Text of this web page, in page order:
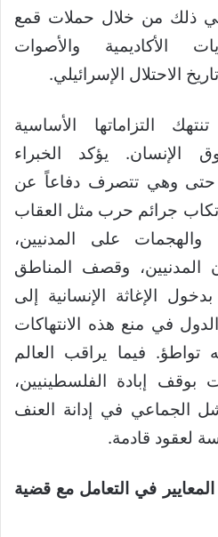
في ذلك من خلال حملات قمع
الأكاديمية والأصوات
الاحتلال الإسرائيلي.
التزاماتها الأساسية
الإنسان. يؤكد الخبراء
حتى وهي تتصرف دفاعاً عن
جرائم حرب مثل العقاب
والهجمات على المدنيين،
المدنيين، وقصف المناطق
الإغاثة الإنسانية إلى
في منع هذه الانتهاكات
تواطؤ. فيما يراقب العالم
إبادة الفلسطينيين،
الجماعي في إدانة العنف
لعقود قادمة.
المعايير في التعامل مع قضية